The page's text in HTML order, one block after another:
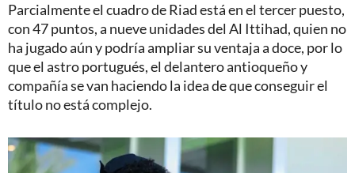
Parcialmente el cuadro de Riad está en el tercer puesto,
con 47 puntos, a nueve unidades del Al Ittihad, quien no
ha jugado aún y podría ampliar su ventaja a doce, por lo
que el astro portugués, el delantero antioqueño y
compañía se van haciendo la idea de que conseguir el
título no está complejo.